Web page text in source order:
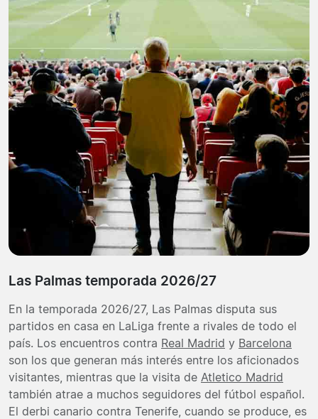
Las Palmas temporada 2026/27
En la temporada 2026/27, Las Palmas disputa sus
partidos en casa en LaLiga frente a rivales de todo el
país. Los encuentros contra Real Madrid y Barcelona
son los que generan más interés entre los aficionados
visitantes, mientras que la visita de Atletico Madrid
también atrae a muchos seguidores del fútbol español.
El derbi canario contra Tenerife, cuando se produce, es